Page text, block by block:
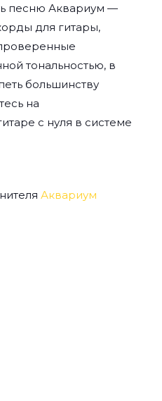
песню Аквариум —
для гитары,
тональностью, в
большинству
на
с нуля в системе
Аквариум